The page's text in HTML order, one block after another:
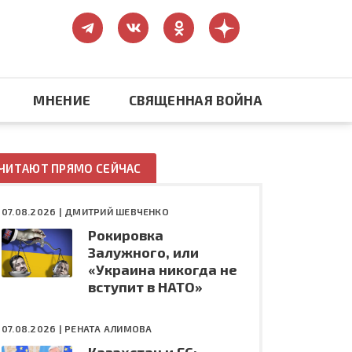
Конфликт на Украине
МНЕНИЕ СВЯЩЕННАЯ ВОЙНА
ПРЯМО СЕЙЧАС
07.08.2026 | ДМИТРИЙ ШЕВЧЕНКО
Рокировка
Залужного, или
«Украина никогда не
вступит в НАТО»
07.08.2026 | РЕНАТА АЛИМОВА